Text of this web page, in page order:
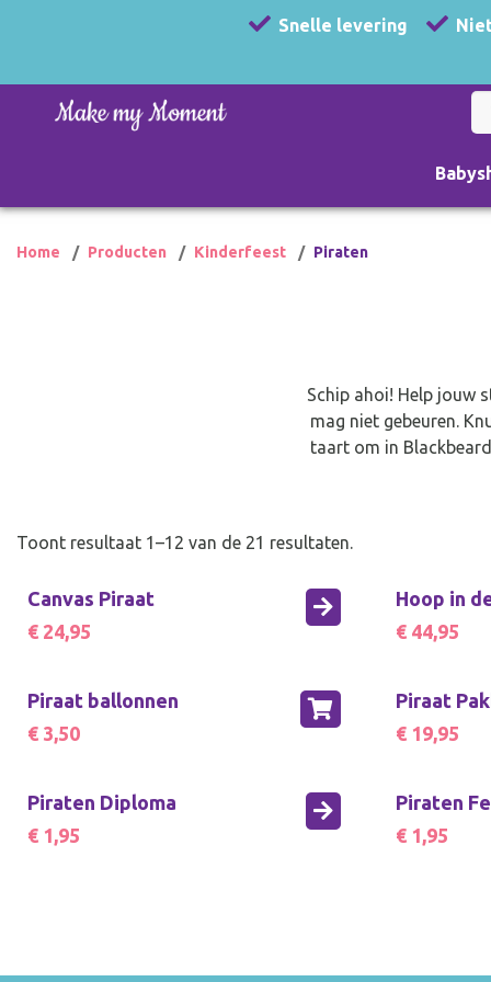
Snelle levering
Home Producten Kinderfeest Piraten
Schip ahoi! Help jouw
mag niet gebeuren.
taart om in
Toont resultaat 1–12 van de 21 resultaten.
Canvas Piraat
€ 24,95
Hoop in
€ 44,95
Piraat ballonnen
€ 3,50
Piraat
€ 19,95
Piraten Diploma
€ 1,95
Piraten
€ 1,95